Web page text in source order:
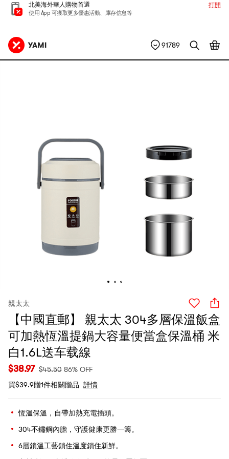
北美海外華人購物首選
使用 App 可獲取更多優惠活動、庫存信息等
打開
91789
親太太
【中國直郵】 親太太 304多層保溫飯盒
可加熱恆溫提鍋大容量便當盒保溫桶 米
白1.6L送车载線
$38.97 $45.50 86% OFF
買$39.9贈1件相關贈品 詳情
恆溫保溫，自帶加熱充電插頭。
304不鏽鋼內膽，守護健康更勝一籌。
6層鎖溫工藝鎖住溫度鎖住新鮮。